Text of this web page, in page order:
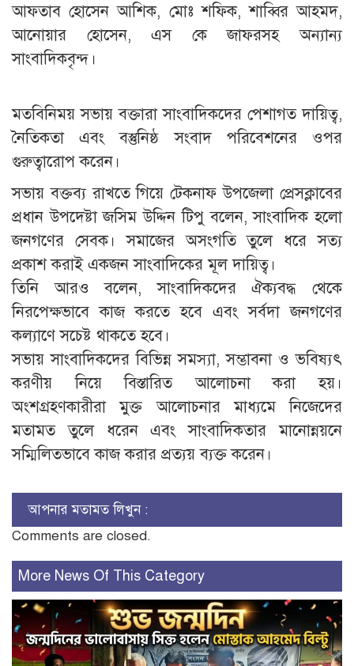
আফতাব হোসেন আশিক, মোঃ শফিক, শাব্বির আহমদ,
আনোয়ার হোসেন, এস কে জাফরসহ অন্যান্য
সাংবাদিকবৃন্দ।
মতবিনিময় সভায় বক্তারা সাংবাদিকদের পেশাগত দায়িত্ব,
নৈতিকতা এবং বস্তুনিষ্ঠ সংবাদ পরিবেশনের ওপর
গুরুত্বারোপ করেন।
‎সভায় বক্তব্য রাখতে গিয়ে টেকনাফ উপজেলা প্রেসক্লাবের
প্রধান উপদেষ্টা জসিম উদ্দিন টিপু বলেন, সাংবাদিক হলো
জনগণের সেবক। সমাজের অসংগতি তুলে ধরে সত্য
প্রকাশ করাই একজন সাংবাদিকের মূল দায়িত্ব।
‎তিনি আরও বলেন, সাংবাদিকদের ঐক্যবদ্ধ থেকে
নিরপেক্ষভাবে কাজ করতে হবে এবং সর্বদা জনগণের
কল্যাণে সচেষ্ট থাকতে হবে।
‎সভায় সাংবাদিকদের বিভিন্ন সমস্যা, সম্ভাবনা ও ভবিষ্যৎ
করণীয় নিয়ে বিস্তারিত আলোচনা করা হয়।
অংশগ্রহণকারীরা মুক্ত আলোচনার মাধ্যমে নিজেদের
মতামত তুলে ধরেন এবং সাংবাদিকতার মানোন্নয়নে
সম্মিলিতভাবে কাজ করার প্রত্যয় ব্যক্ত করেন।
আপনার মতামত লিখুন :
Comments are closed.
More News Of This Category